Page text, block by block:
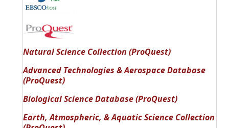
Natural Science Collection (ProQuest)
Advanced Technologies & Aerospace Database
(ProQuest)
Biological Science Database (ProQuest)
Earth, Atmospheric, & Aquatic Science Collection